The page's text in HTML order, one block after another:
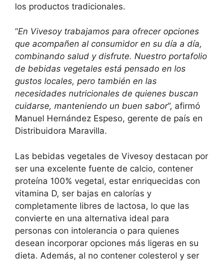
los productos tradicionales.
“En Vivesoy trabajamos para ofrecer opciones
que acompañen al consumidor en su día a día,
combinando salud y disfrute. Nuestro portafolio
de bebidas vegetales está pensado en los
gustos locales, pero también en las
necesidades nutricionales de quienes buscan
cuidarse, manteniendo un buen sabor”, afirmó
Manuel Hernández Espeso, gerente de país en
Distribuidora Maravilla.
Las bebidas vegetales de Vivesoy destacan por
ser una excelente fuente de calcio, contener
proteína 100% vegetal, estar enriquecidas con
vitamina D, ser bajas en calorías y
completamente libres de lactosa, lo que las
convierte en una alternativa ideal para
personas con intolerancia o para quienes
desean incorporar opciones más ligeras en su
dieta. Además, al no contener colesterol y ser